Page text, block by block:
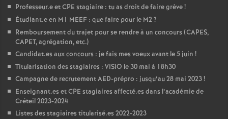
Professeur.e etCPE stagiaire : tu as droit de faire grève!
Étudiant.e en M1 MEEF : que faire pour le M2?
Remboursement du trajet pour se rendre à un concours (CAPES,
CAPET, agrégation, etc.)
Candidat.es aux concours : je fais mes voeux avant le 5 juin !
Titularisation des stagiaires : VISIO le 30 mai à 18h30
Campagne de recrutementAED-prépro : jusqu’au 28 mai 2023!
Enseignant.es etCPE stagiaires affecté.es dans l’académie de
Créteil 2023-2024
Listes des stagiaires titularisé.es 2022-2023